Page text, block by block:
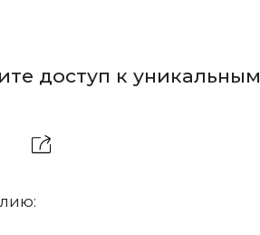
доступ к уникальным